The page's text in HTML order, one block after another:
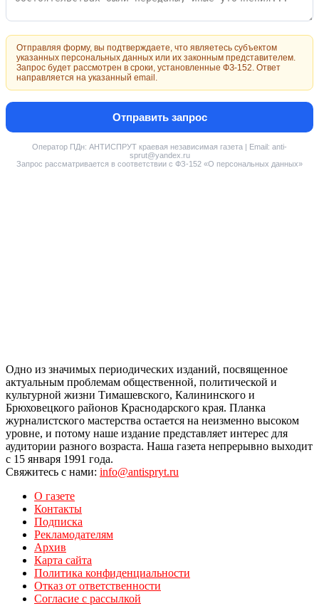
Отправляя форму, вы подтверждаете, что являетесь субъектом
указанных персональных данных или их законным представителем.
Запрос будет рассмотрен в сроки, установленные ФЗ-152. Ответ
направляется на указанный email.
Отправить запрос
Оператор ПДн: АНТИСПРУТ краевая независимая газета | Email: anti-
sprut@yandex.ru
Запрос рассматривается в соответствии с ФЗ-152 «О персональных данных»
Одно из значимых периодических изданий, посвященное
актуальным проблемам общественной, политической и
культурной жизни Тимашевского, Калининского и
Брюховецкого районов Краснодарского края. Планка
журналистского мастерства остается на неизменно высоком
уровне, и потому наше издание представляет интерес для
аудитории разного возраста. Наша газета непрерывно выходит
с 15 января 1991 года.
Свяжитесь с нами: info@antispryt.ru
О газете
Контакты
Подписка
Рекламодателям
Архив
Карта сайта
Политика конфиденциальности
Отказ от ответственности
Согласие с рассылкой